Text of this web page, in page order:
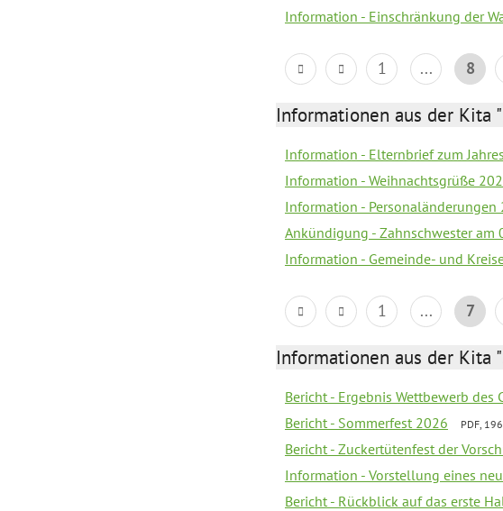
Information - Einschränkung der
1 ... 8
Informationen aus der Kita
Information - Elternbrief zum
Information - Weihnachtsgrüße
Information - Personaländerungen
Ankündigung - Zahnschwester am
Information - Gemeinde- und
1 ... 7
Informationen aus der Kita
Bericht - Ergebnis Wettbewerb des
Bericht - Sommerfest 2026 PDF,
Bericht - Zuckertütenfest der
Information - Vorstellung eines
Bericht - Rückblick auf das erste